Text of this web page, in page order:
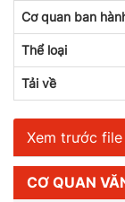
CƠ QUAN
Cơ quan ban
Thể loại
Tải về
Xem trước file